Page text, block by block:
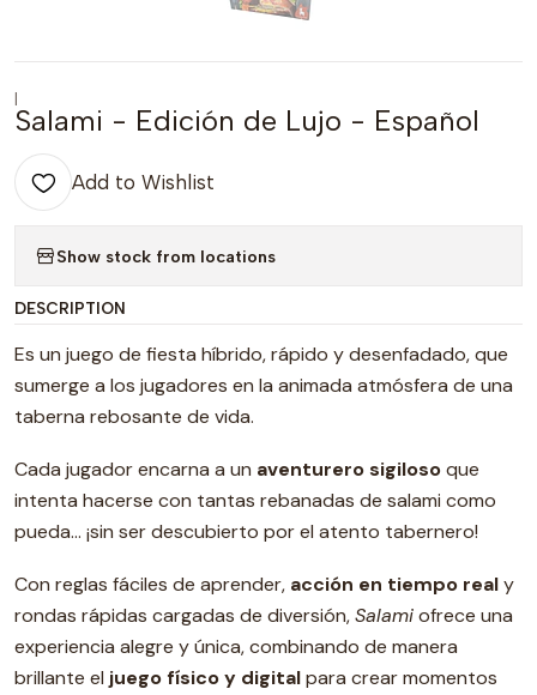
|
Salami - Edición de Lujo - Español
Add to Wishlist
Show stock from locations
DESCRIPTION
Es un juego de fiesta híbrido, rápido y desenfadado, que
sumerge a los jugadores en la animada atmósfera de una
taberna rebosante de vida.
Cada jugador encarna a un aventurero sigilosoque
intenta hacerse con tantas rebanadas de salami como
pueda… ¡sin ser descubierto por el atento tabernero!
Con reglas fáciles de aprender, acción en tiempo realy
rondas rápidas cargadas de diversión,Salamiofrece una
experiencia alegre y única, combinando de manera
brillante el juego físico y digitalpara crear momentos